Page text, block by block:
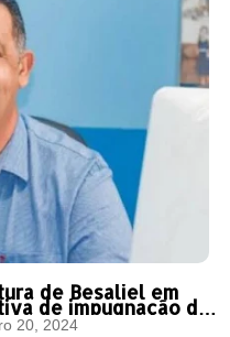
de Besaliel em
de impugnação da
20, 2024